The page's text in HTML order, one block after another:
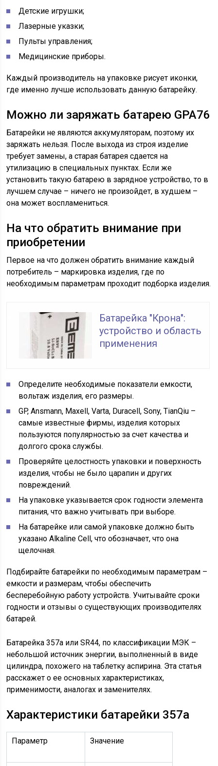
Детские игрушки;
Лазерные указки;
Пульты управления;
Медицинские приборы.
Каждый производитель на упаковке рисует иконки,
где именно лучше использовать данную батарейку.
Можно ли заряжать батарею GPA76
Батарейки не являются аккумуляторам, поэтому их
заряжать нельзя. После выхода из строя изделие
требует замены, а старая батарея сдается на
утилизацию в специальных пунктах. Если же
установить такую батарею в зарядное устройство, то в
лучшем случае – ничего не произойдет, в худшем –
она может воспламениться.
На что обратить внимание при
приобретении
Первое на что должен обратить внимание каждый
потребитель – маркировка изделия, где по
необходимым параметрам проходит подборка изделия.
Батарейка "Крона":
устройство и область
применения
Определите необходимые показатели емкости,
вольтаж изделия, его размеры.
GP, Ansmann, Maxell, Varta, Duracell, Sony, TianQiu –
самые известные фирмы, изделия которых
пользуются популярностью за счет качества и
долгого срока службы.
Проверяйте целостность упаковки и поверхность
изделия, чтобы не было царапин и других
повреждений.
На упаковке указывается срок годности элемента
питания, что важно учитывать при выборе.
На батарейке или самой упаковке должно быть
указано Alkaline Cell, что обозначает, что она
щелочная.
Подбирайте батарейки по необходимым параметрам –
емкости и размерам, чтобы обеспечить
бесперебойную работу устройств. Учитывайте сроки
годности и отзывы о существующих производителях
батарей.
Батарейка 357а или SR44, по классификации МЭК –
небольшой источник энергии, выполненный в виде
цилиндра, похожего на таблетку аспирина. Эта статья
расскажет о ее основных характеристиках,
применимости, аналогах и заменителях.
Характеристики батарейки 357a
Параметр Значение